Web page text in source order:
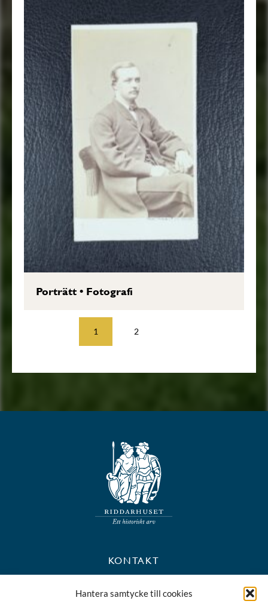
Hantera samtycke till cookies
Porträtt• Fotografi
1 2
KONTAKT